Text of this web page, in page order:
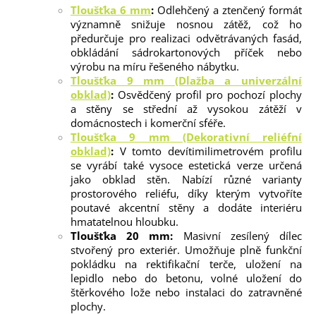
Tloušťka 6 mm: Odlehčený a ztenčený formát
významně snižuje nosnou zátěž, což ho
předurčuje pro realizaci odvětrávaných fasád,
obkládání sádrokartonových příček nebo
výrobu na míru řešeného nábytku.
Tloušťka 9 mm (Dlažba a univerzální
obklad): Osvědčený profil pro pochozí plochy
a stěny se střední až vysokou zátěží v
domácnostech i komerční sféře.
Tloušťka 9 mm (Dekorativní reliéfní
obklad): V tomto devítimilimetrovém profilu
se vyrábí také vysoce estetická verze určená
jako obklad stěn. Nabízí různé varianty
prostorového reliéfu, díky kterým vytvoříte
poutavé akcentní stěny a dodáte interiéru
hmatatelnou hloubku.
Tloušťka 20 mm: Masivní zesílený dílec
stvořený pro exteriér. Umožňuje plně funkční
pokládku na rektifikační terče, uložení na
lepidlo nebo do betonu, volné uložení do
štěrkového lože nebo instalaci do zatravněné
plochy.